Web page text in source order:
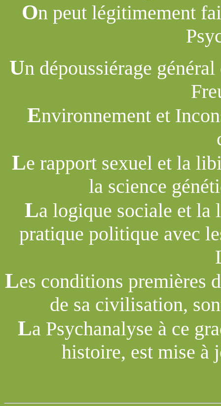
On peut légitimement
Un dépoussiérage
Environnement et
Le rapport sexuel et la
la science
La logique sociale et
pratique politique avec
Les conditions premières
de sa civilisation,
La Psychanalyse à ce
histoire, est mise à